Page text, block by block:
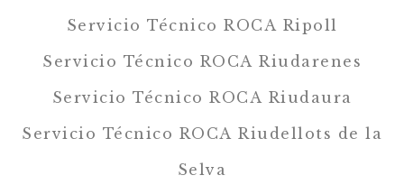
Servicio Técnico ROCA Ripoll
Servicio Técnico ROCA Riudarenes
Servicio Técnico ROCA Riudaura
Servicio Técnico ROCA Riudellots de la
Selva